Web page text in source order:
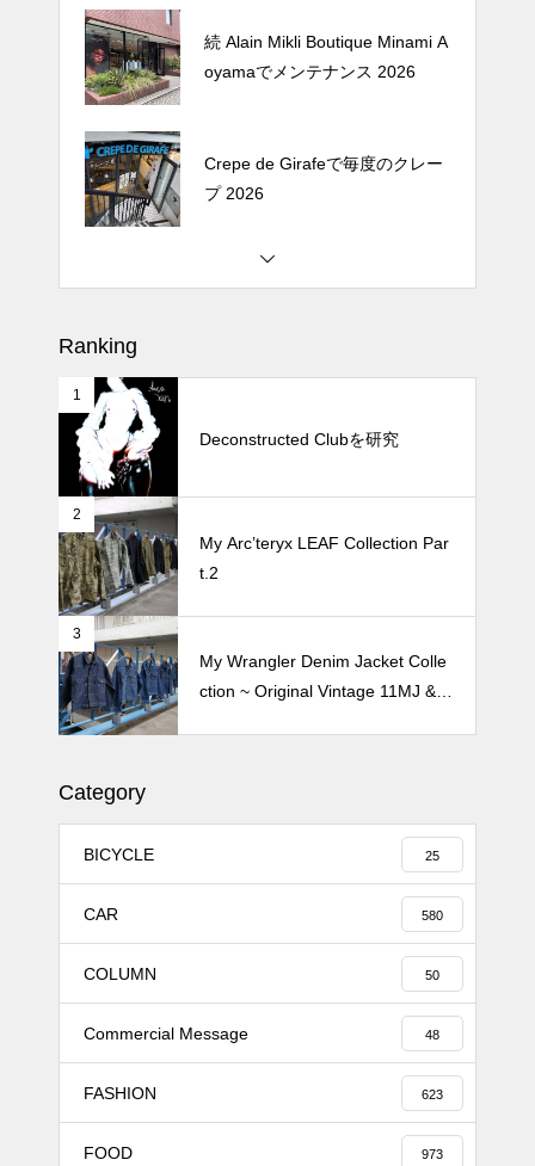
続 Alain Mikli Boutique Minami A
oyamaでメンテナンス 2026
Crepe de Girafeで毎度のクレー
プ 2026
oyamaでメンテナンス 2026
プ 2026
Ranking
1
Deconstructed Clubを研究
2
My Arc’teryx LEAF Collection Par
t.2
3
My Wrangler Denim Jacket Colle
ction ~ Original Vintage 11MJ & 1
Category
BICYCLE 25
CAR 580
COLUMN 50
Commercial Message 48
FASHION 623
FOOD 973